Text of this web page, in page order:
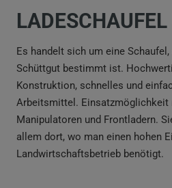
Es handelt sich um eine
Schüttgut bestimmt ist.
Konstruktion, schnelles und
Arbeitsmittel. Einsatzmöglichkeit
Manipulatoren und Frontladern.
allem dort, wo man einen hohen
Landwirtschaftsbetrieb benötigt.